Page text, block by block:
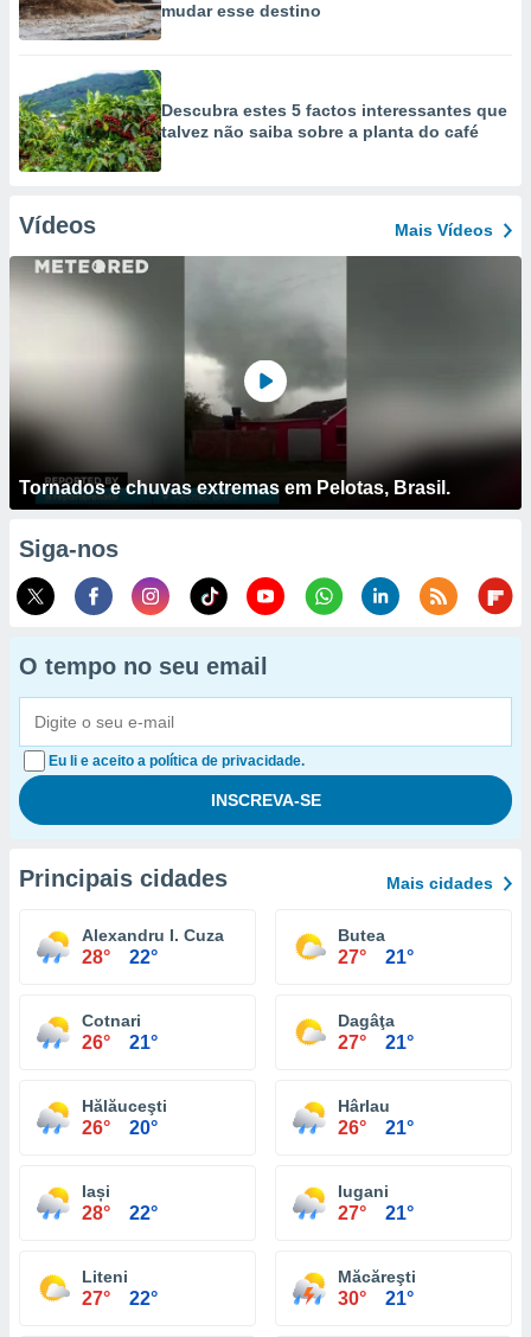
mudar esse destino
Descubra estes 5 factos interessantes que
talvez não saiba sobre a planta do café
Vídeos Mais Vídeos
Tornados e chuvas extremas em Pelotas, Brasil.
Siga-nos
O tempo no seu email
Eu li e aceito a política de privacidade.
Principais cidades Mais cidades
Alexandru I. Cuza
28° 22°
Butea
27° 21°
Cotnari
26° 21°
Dagâţa
27° 21°
Hălăuceşti
26° 20°
Hârlau
26° 21°
Iași
28° 22°
Iugani
27° 21°
Liteni
27° 22°
Măcăreşti
30° 21°